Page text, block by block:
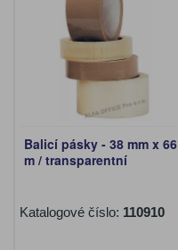
Balicí pásky - 38 mm x 66
m / transparentní
Katalogové číslo: 110910